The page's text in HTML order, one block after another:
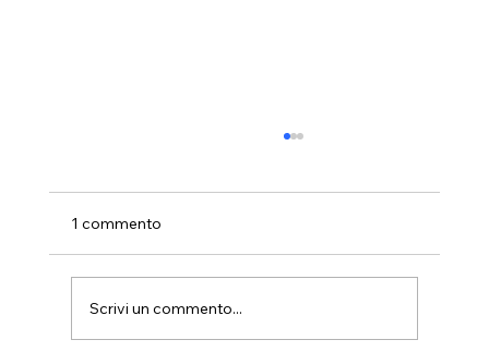
1 commento
Scrivi un commento...